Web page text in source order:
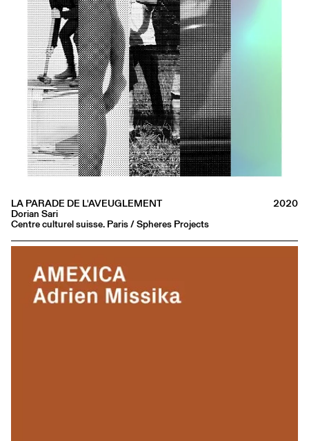
LA PARADE DE L'AVEUGLEMENT
Dorian Sari
Centre culturel suisse. Paris / Spheres Projects
2020